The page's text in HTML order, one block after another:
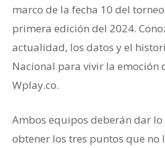
marco de la fecha 10 del
primera edición del 2024.
actualidad, los datos y el
Nacional para vivir la emoción
Wplay.co.
Ambos equipos deberán dar
obtener los tres puntos que no